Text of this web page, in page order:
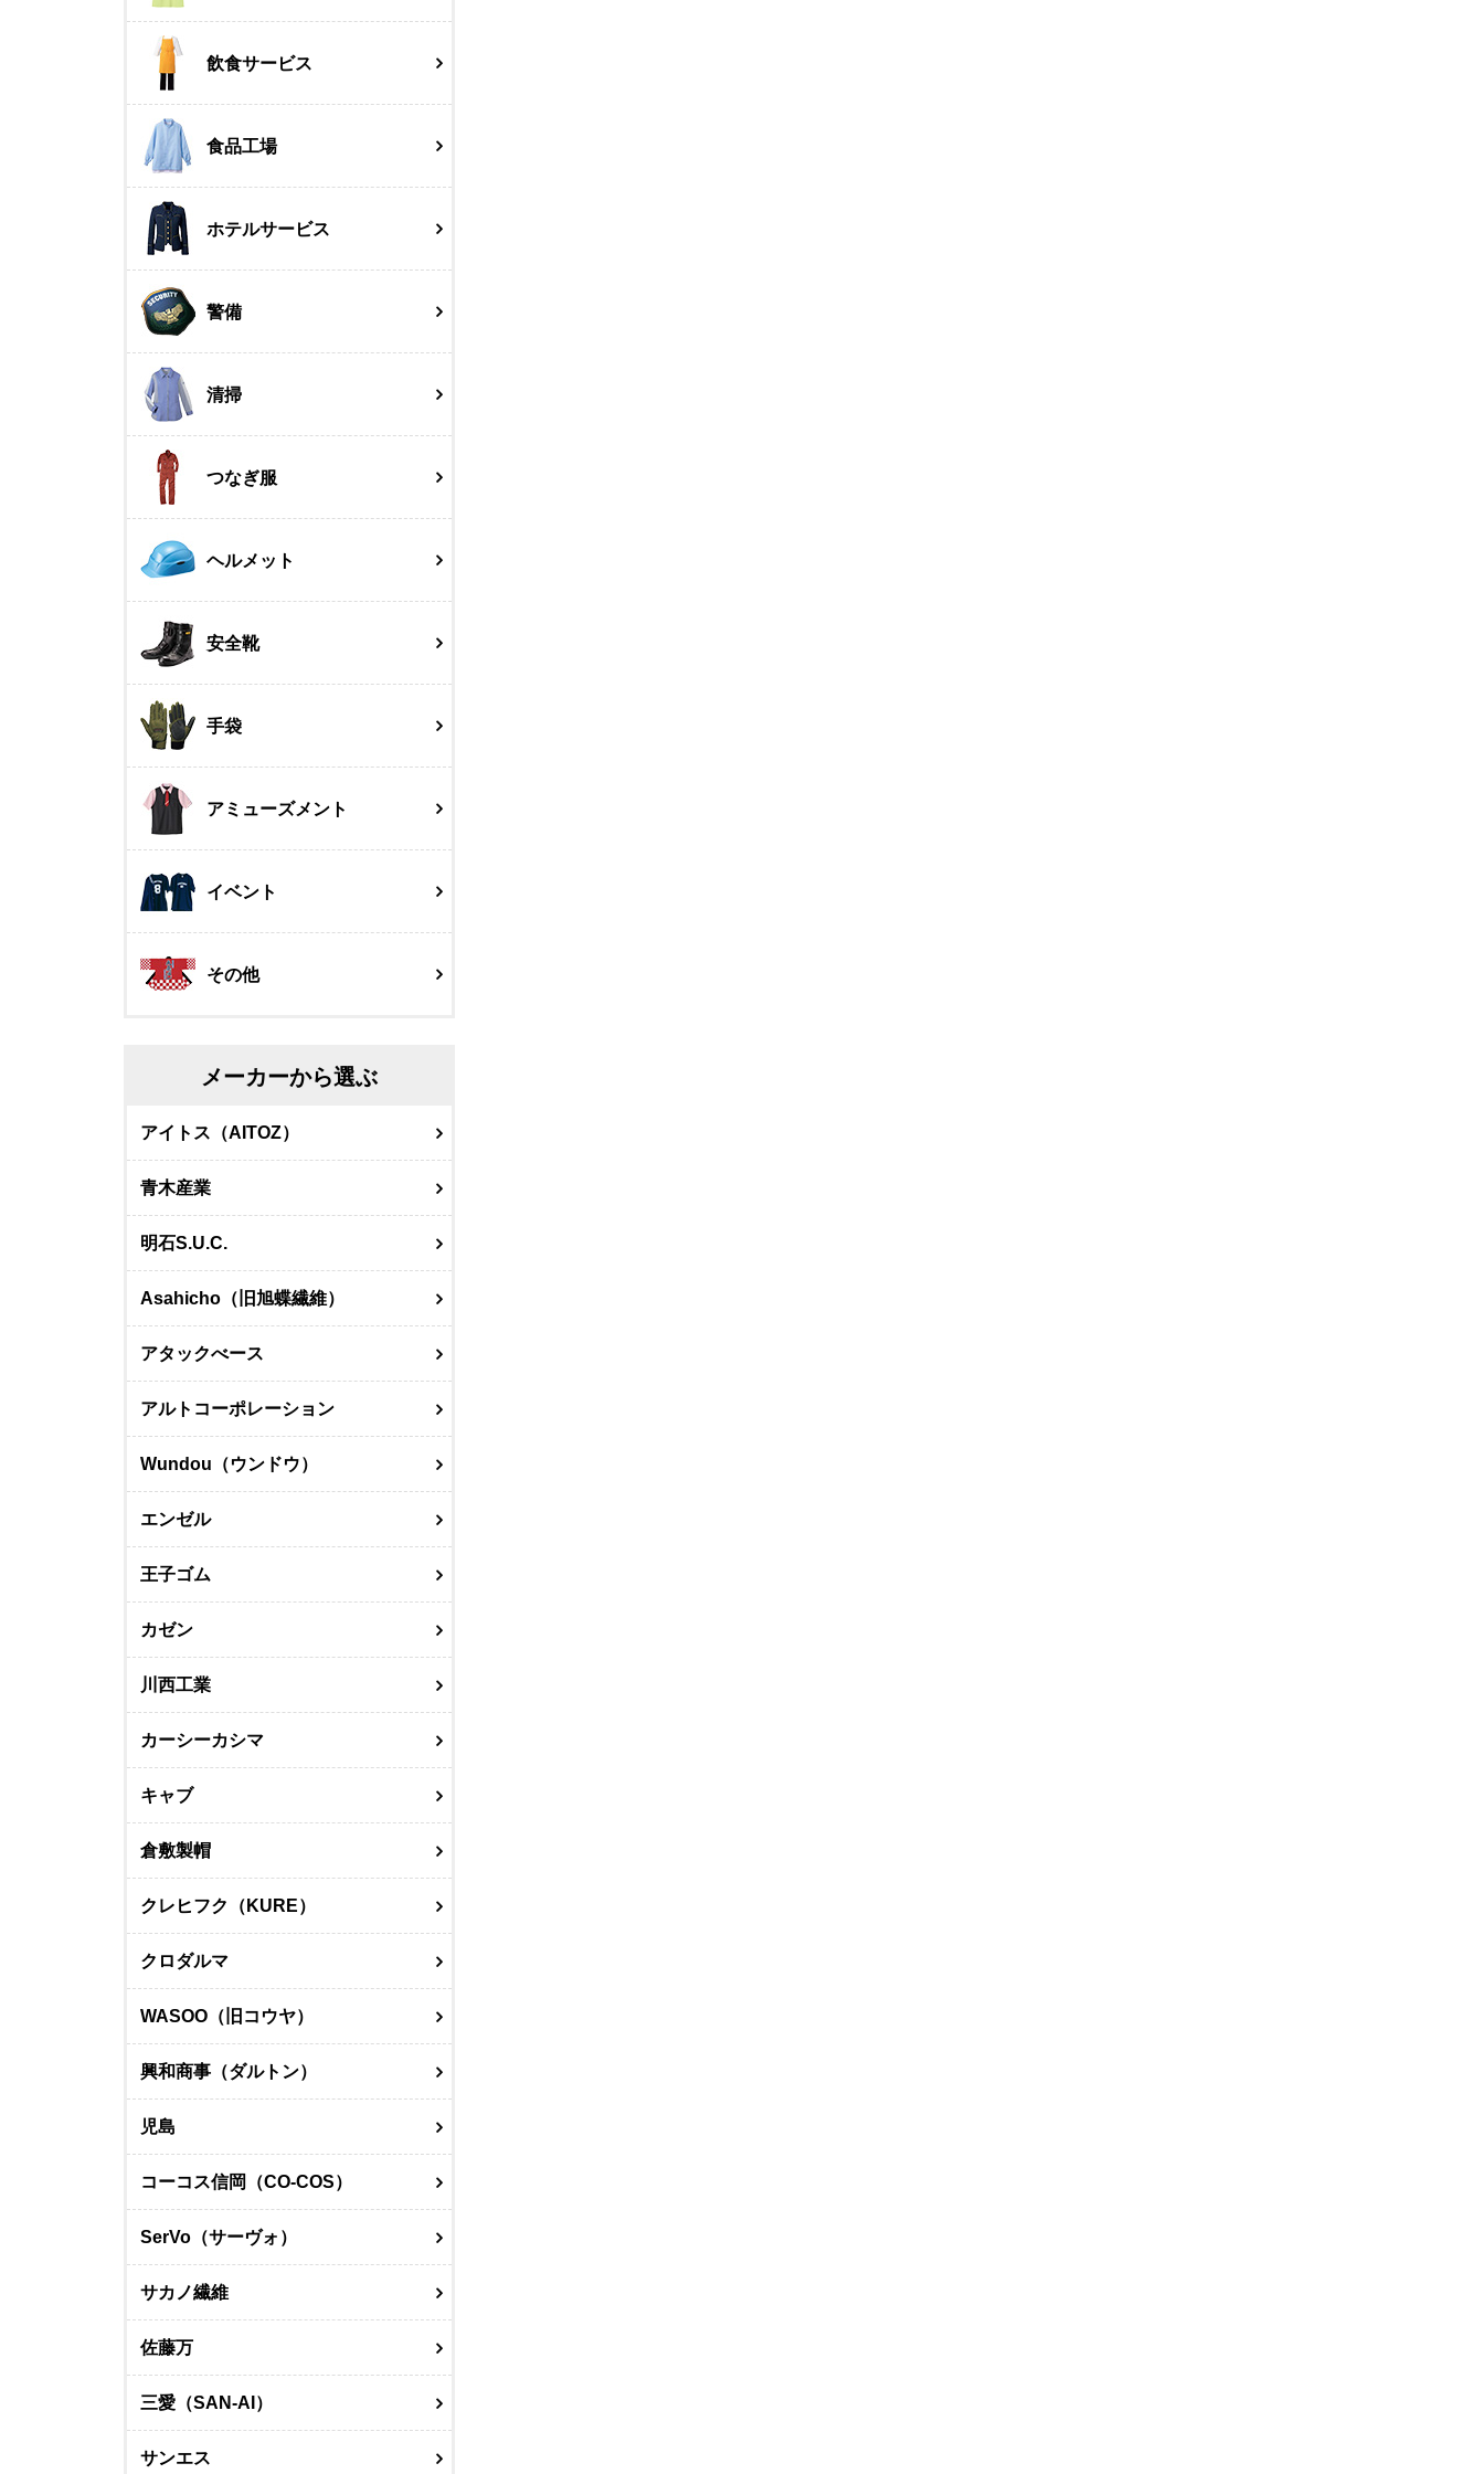
飲食サービス
食品工場
ホテルサービス
警備
清掃
つなぎ服
ヘルメット
安全靴
手袋
アミューズメント
イベント
その他
メーカーから選ぶ
アイトス（AITOZ）
青木産業
明石S.U.C.
Asahicho（旧旭蝶繊維）
アタックべース
アルトコーポレーション
Wundou（ウンドウ）
エンゼル
王子ゴム
カゼン
川西工業
カーシーカシマ
キャブ
倉敷製帽
クレヒフク（KURE）
クロダルマ
WASOO（旧コウヤ）
興和商事（ダルトン）
児島
コーコス信岡（CO-COS）
SerVo（サーヴォ）
サカノ繊維
佐藤万
三愛（SAN-AI）
サンエス